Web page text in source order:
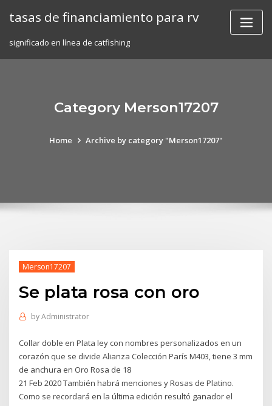
tasas de financiamiento para rv
significado en línea de catfishing
Category Merson17207
Home Archive by category "Merson17207"
Merson17207
Se plata rosa con oro
byAdministrator
Collar doble en Plata ley con nombres personalizados en un
corazón que se divide Alianza Colección París M403, tiene 3 mm
de anchura en Oro Rosa de 18
21 Feb 2020 También habrá menciones y Rosas de Platino.
Como se recordará en la última edición resultó ganador el